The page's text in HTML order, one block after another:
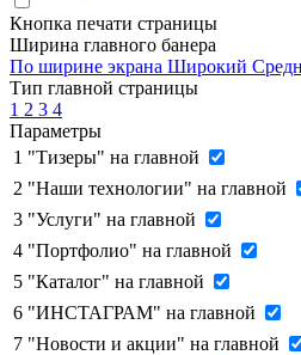
Кнопка печати страницы
Ширина главного банера
По ширине экрана Широкий
Тип главной страницы
1 2 3 4
Параметры
1 "Тизеры" на главной
2 "Наши технологии" на главной
3 "Услуги" на главной
4 "Портфолио" на главной
5 "Каталог" на главной
6 "ИНСТАГРАМ" на главной
7 "Новости и акции" на главной